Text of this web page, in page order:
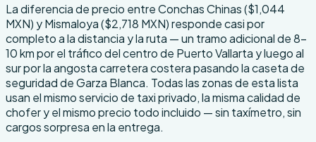
La diferencia de precio entre Conchas Chinas ($1,044
MXN) y Mismaloya ($2,718 MXN) responde casi por
completo a la distancia y la ruta — un tramo adicional de 8-
10 km por el tráfico del centro de Puerto Vallarta y luego al
sur por la angosta carretera costera pasando la caseta de
seguridad de Garza Blanca. Todas las zonas de esta lista
usan el mismo servicio de taxi privado, la misma calidad de
chofer y el mismo precio todo incluido — sin taxímetro, sin
cargos sorpresa en la entrega.